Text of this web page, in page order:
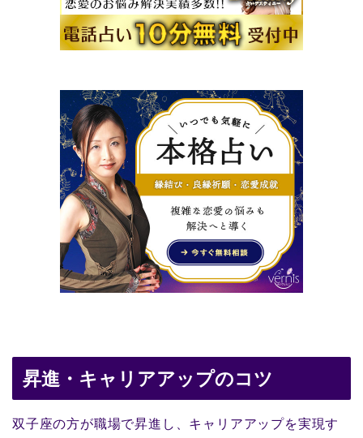
昇進・キャリアアップのコツ
双子座の方が職場で昇進し、キャリアアップを実現す